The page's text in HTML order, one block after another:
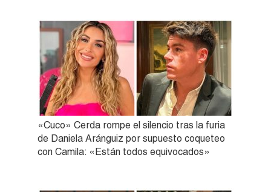
«Cuco» Cerda rompe el silencio tras la furia
de Daniela Aránguiz por supuesto coqueteo
con Camila: «Están todos equivocados»